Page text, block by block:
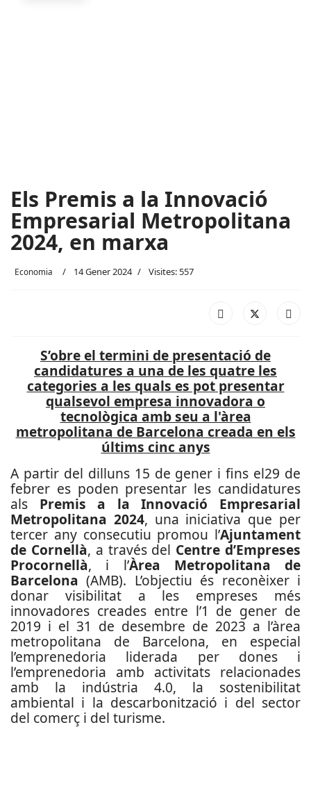
Els Premis a la Innovació
Empresarial Metropolitana
2024, en marxa
Economia 14 Gener 2024 Visites: 557
S’obre el termini de presentació de
candidatures a una de les quatre les
categories a les quals es pot presentar
qualsevol empresa innovadora o
tecnològica amb seu a l'àrea
metropolitana de Barcelona creada en els
últims cinc anys
A partir del dilluns 15 de gener i fins el29 de
febrer es poden presentar les candidatures
als Premis a la Innovació Empresarial
Metropolitana 2024, una iniciativa que per
tercer any consecutiu promou l’Ajuntament
de Cornellà, a través del Centre d’Empreses
Procornellà, i l’Àrea Metropolitana de
Barcelona(AMB). L’objectiu és reconèixer i
donar visibilitat a les empreses més
innovadores creades entre l’1 de gener de
2019 i el 31 de desembre de 2023 a l’àrea
metropolitana de Barcelona, en especial
l’emprenedoria liderada per dones i
l’emprenedoria amb activitats relacionades
amb la indústria 4.0, la sostenibilitat
ambiental i la descarbonització i del sector
del comerç i del turisme.